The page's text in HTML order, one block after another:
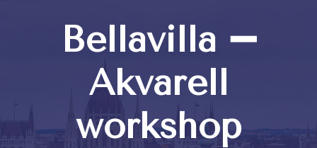
Bellavilla ➖
Akvarell
workshop